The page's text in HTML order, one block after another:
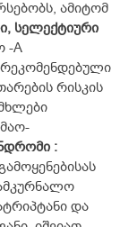
ამიტომ
, სელექტიური
-A
რეკომენდებული
რისკის
:
და